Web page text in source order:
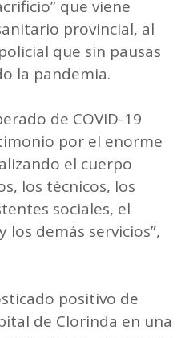
que viene
provincial, al
que sin pausas
la pandemia.
de COVID-19
por el enorme
el cuerpo
los técnicos, los
sociales, el
los demás servicios”,
positivo de
de Clorinda en una